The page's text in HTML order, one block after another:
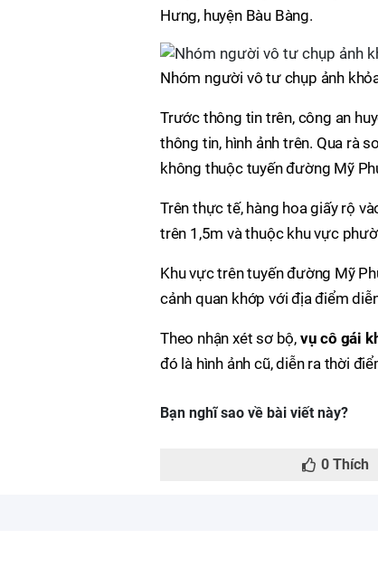
Hưng, huyện Bàu Bàng.
Nhóm người vô tư chụp ảnh
Trước thông tin trên, công an
thông tin, hình ảnh trên. Qua rà
không thuộc tuyến đường Mỹ
Trên thực tế, hàng hoa giấy rộ
trên 1,5m và thuộc khu vực
Khu vực trên tuyến đường Mỹ
cảnh quan khớp với địa điểm
Theo nhận xét sơ bộ, vụ cô gái
đó là hình ảnh cũ, diễn ra thời
Bạn nghĩ sao về bài viết này?
0Thích